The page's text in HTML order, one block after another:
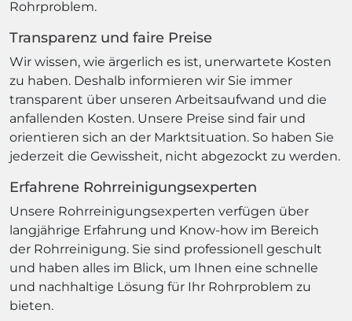
Rohrproblem.
Transparenz und faire Preise
Wir wissen, wie ärgerlich es ist, unerwartete Kosten
zu haben. Deshalb informieren wir Sie immer
transparent über unseren Arbeitsaufwand und die
anfallenden Kosten. Unsere Preise sind fair und
orientieren sich an der Marktsituation. So haben Sie
jederzeit die Gewissheit, nicht abgezockt zu werden.
Erfahrene Rohrreinigungsexperten
Unsere Rohrreinigungsexperten verfügen über
langjährige Erfahrung und Know-how im Bereich
der Rohrreinigung. Sie sind professionell geschult
und haben alles im Blick, um Ihnen eine schnelle
und nachhaltige Lösung für Ihr Rohrproblem zu
bieten.